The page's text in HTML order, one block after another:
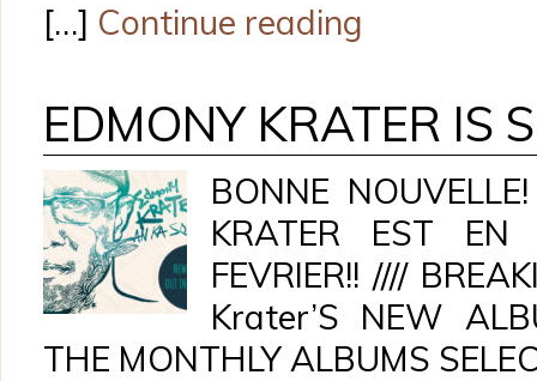
[…] Continue reading
EDMONY KRATER IS
BONNE
KRATER EST EN
FEVRIER!! ////
Krater’S NEW
THE MONTHLY ALBUMS